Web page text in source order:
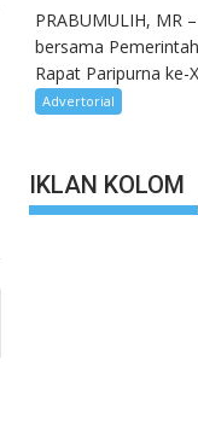
PRABUMULIH, MR
bersama
Rapat Paripurna ke-
Advertorial
IKLAN KOLOM